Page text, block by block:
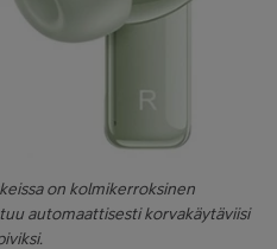
on kolmikerroksinen
automaattisesti korvakäytäviisi